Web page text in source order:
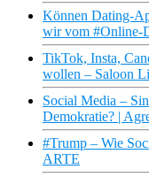
Können Dating-
wir vom #Online-
TikTok, Insta,
wollen – Saloon
Social Media –
Demokratie? |
#Trump – Wie
ARTE